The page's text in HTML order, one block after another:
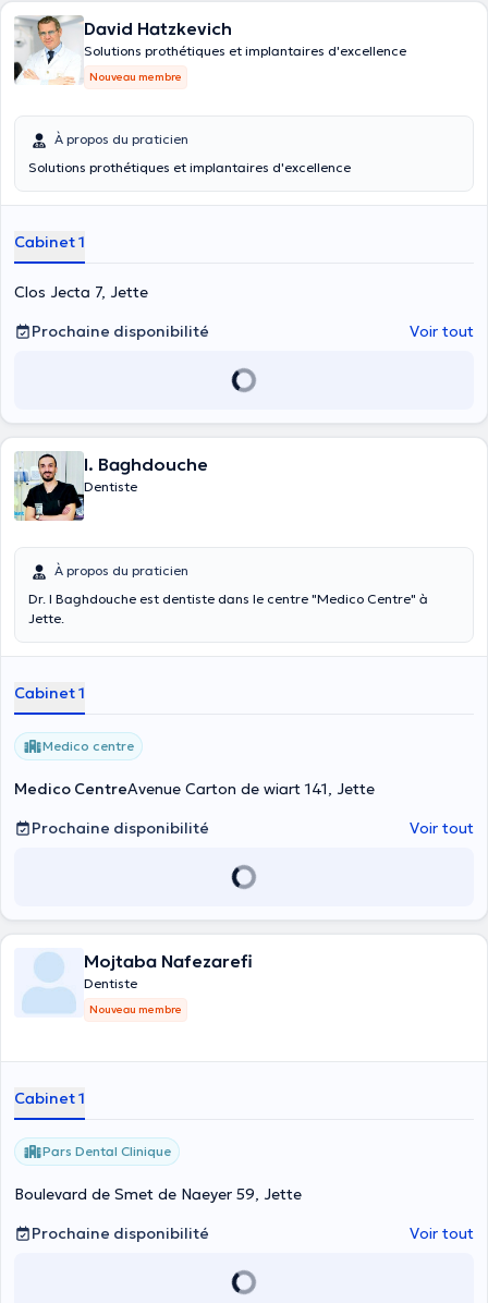
David Hatzkevich
Solutions prothétiques et implantaires d'excellence
Nouveau membre
À propos du praticien
Solutions prothétiques et implantaires d'excellence
Cabinet 1
Clos Jecta 7, Jette
Prochaine disponibilité
Voir tout
I. Baghdouche
Dentiste
À propos du praticien
Dr. I Baghdouche est dentiste dans le centre "Medico Centre" à
Jette.
Cabinet 1
Medico centre
Medico CentreAvenue Carton de wiart 141, Jette
Prochaine disponibilité
Voir tout
Mojtaba Nafezarefi
Dentiste
Nouveau membre
Cabinet 1
Pars Dental Clinique
Boulevard de Smet de Naeyer 59, Jette
Prochaine disponibilité
Voir tout